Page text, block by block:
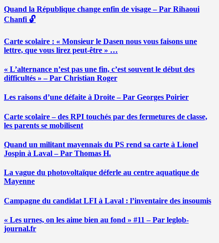
Quand la République change enfin de visage – Par Rihaoui
Chanfi 🔓
Carte scolaire : « Monsieur le Dasen nous vous faisons une
lettre, que vous lirez peut-être » …
« L’alternance n’est pas une fin, c’est souvent le début des
difficultés » – Par Christian Roger
Les raisons d’une défaite à Droite – Par Georges Poirier
Carte scolaire – des RPI touchés par des fermetures de classe,
les parents se mobilisent
Quand un militant mayennais du PS rend sa carte à Lionel
Jospin à Laval – Par Thomas H.
La vague du photovoltaïque déferle au centre aquatique de
Mayenne
Campagne du candidat LFI à Laval : l’inventaire des insoumis
« Les urnes, on les aime bien au fond » #11 – Par leglob-
journal.fr